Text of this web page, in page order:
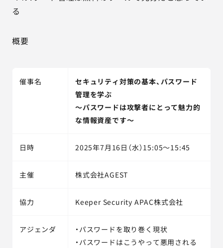
る
概要
催事名
セキュリティ対策の基本、パスワード
管理を学ぶ
～パスワードは攻撃者にとって魅力的
な情報資産です～
日時 2025年7月16日（水）15:05～15:45
主催 株式会社AGEST
協力 Keeper Security APAC株式会社
アジェンダ
・パスワードを取り巻く現状
・パスワードはこうやって悪用される